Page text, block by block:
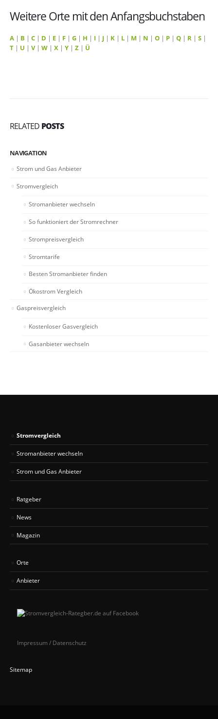
Weitere Orte mit den Anfangsbuchstaben
A | B | C | D | E | F | G | H | I | J | K | L | M | N | O | P | Q | R | S |
T | U | V| W | X | Y | Z | Ü
RELATED POSTS
NAVIGATION
Strom und Gas Anbieter
Stromvergleich
Stromanbieter wechseln
So funktioniert der Stromrechner
Strompreisvergleich
Stromtarife
Besten Stromanbieter finden
Ökostrom Vergleich
Gaspreisvergleich
Kostenloser Gasvergleich
Gasanbieter wechseln
Stromvergleich
Stromanbieter wechseln
Strom und Gas Anbieter
Ratgeber
News
Magazin
Orte
Anbieter
Impressum / Datenschutz
Sitemap